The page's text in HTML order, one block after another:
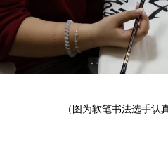
（图为软笔书法选手认